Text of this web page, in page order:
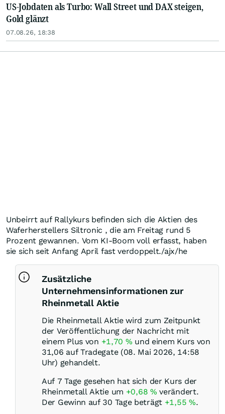
US-Jobdaten als Turbo: Wall Street und DAX steigen,
Gold glänzt
07.08.26, 18:38
Unbeirrt auf Rallykurs befinden sich die Aktien des
Waferherstellers Siltronic , die am Freitag rund 5
Prozent gewannen. Vom KI-Boom voll erfasst, haben
sie sich seit Anfang April fast verdoppelt./ajx/he
Zusätzliche
Unternehmensinformationen zur
Rheinmetall Aktie
Die Rheinmetall Aktie wird zum Zeitpunkt
der Veröffentlichung der Nachricht mit
einem Plus von +1,70 % und einem Kurs von
31,06 auf Tradegate (08. Mai 2026, 14:58
Uhr) gehandelt.
Auf 7 Tage gesehen hat sich der Kurs der
Rheinmetall Aktie um +0,68 % verändert.
Der Gewinn auf 30 Tage beträgt +1,55 %.